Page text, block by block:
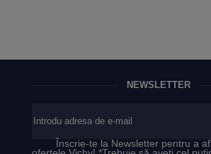
NEWSLETTER
Înscrie-te la Newsletter pentru a